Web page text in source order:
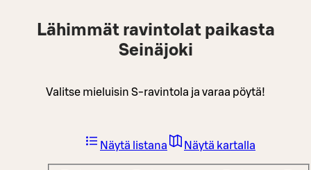
Lähimmät ravintolat paikasta
Seinäjoki
Valitse mieluisin S-ravintola ja varaa pöytä!
Näytä listana Näytä kartalla